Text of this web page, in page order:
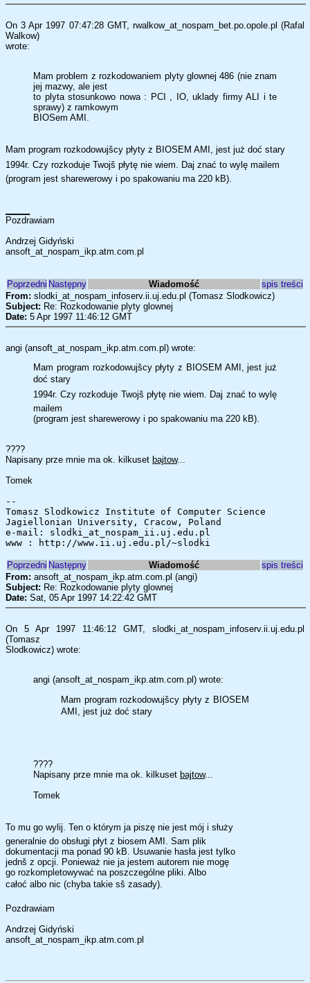
On 3 Apr 1997 07:47:28 GMT, rwalkow_at_nospam_bet.po.opole.pl (Rafal
Walkow)
wrote:
Mam problem z rozkodowaniem plyty glownej 486 (nie znam
jej mazwy, ale jest
to plyta stosunkowo nowa : PCI , IO, uklady firmy ALI i te
sprawy) z ramkowym
BIOSem AMI.
Mam program rozkodowujšcy płyty z BIOSEM AMI, jest już doć stary
1994r. Czy rozkoduje Twojš płytę nie wiem. Daj znać to wylę mailem
(program jest sharewerowy i po spakowaniu ma 220 kB).
Pozdrawiam
Andrzej Gidyński
ansoft_at_nospam_ikp.atm.com.pl
Poprzedni Następny Wiadomość
spis treści
From: slodki_at_nospam_infoserv.ii.uj.edu.pl (Tomasz Slodkowicz)
Subject: Re: Rozkodowanie plyty glownej
Date: 5 Apr 1997 11:46:12 GMT
angi (ansoft_at_nospam_ikp.atm.com.pl) wrote:
Mam program rozkodowujšcy płyty z BIOSEM AMI, jest już
doć stary
1994r. Czy rozkoduje Twojš płytę nie wiem. Daj znać to wylę
mailem
(program jest sharewerowy i po spakowaniu ma 220 kB).
????
Napisany prze mnie ma ok. kilkuset bajtow...
Tomek
--
Tomasz Slodkowicz Institute of Computer Science
Jagiellonian University, Cracow, Poland
e-mail: slodki_at_nospam_ii.uj.edu.pl
www : http://www.ii.uj.edu.pl/~slodki
Poprzedni Następny Wiadomość
spis treści
From: ansoft_at_nospam_ikp.atm.com.pl (angi)
Subject: Re: Rozkodowanie plyty glownej
Date: Sat, 05 Apr 1997 14:22:42 GMT
On 5 Apr 1997 11:46:12 GMT, slodki_at_nospam_infoserv.ii.uj.edu.pl
(Tomasz
Slodkowicz) wrote:
angi (ansoft_at_nospam_ikp.atm.com.pl) wrote:
Mam program rozkodowujšcy płyty z BIOSEM
AMI, jest już doć stary
????
Napisany prze mnie ma ok. kilkuset bajtow...
Tomek
To mu go wylij. Ten o którym ja piszę nie jest mój i służy
generalnie do obsługi płyt z biosem AMI. Sam plik
dokumentacji ma ponad 90 kB. Usuwanie hasła jest tylko
jednš z opcji. Ponieważ nie ja jestem autorem nie mogę
go rozkompletowywać na poszczególne pliki. Albo
całoć albo nic (chyba takie sš zasady).
Pozdrawiam
Andrzej Gidyński
ansoft_at_nospam_ikp.atm.com.pl